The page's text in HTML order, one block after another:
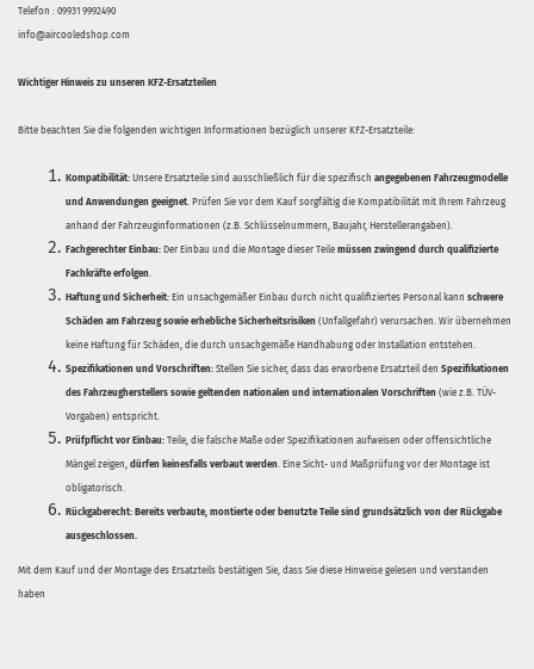
Telefon : 09931 9992490
info@aircooledshop.com
Wichtiger Hinweis zu unseren KFZ-Ersatzteilen
Bitte beachten Sie die folgenden wichtigen Informationen bezüglich unserer KFZ-Ersatzteile:
Kompatibilität: Unsere Ersatzteile sind ausschließlich für die spezifisch angegebenen Fahrzeugmodelle
und Anwendungen geeignet. Prüfen Sie vor dem Kauf sorgfältig die Kompatibilität mit Ihrem Fahrzeug
anhand der Fahrzeuginformationen (z.B. Schlüsselnummern, Baujahr, Herstellerangaben).
Fachgerechter Einbau: Der Einbau und die Montage dieser Teile müssen zwingend durch qualifizierte
Fachkräfte erfolgen.
Haftung und Sicherheit: Ein unsachgemäßer Einbau durch nicht qualifiziertes Personal kann schwere
Schäden am Fahrzeug sowie erhebliche Sicherheitsrisiken (Unfallgefahr) verursachen. Wir übernehmen
keine Haftung für Schäden, die durch unsachgemäße Handhabung oder Installation entstehen.
Spezifikationen und Vorschriften: Stellen Sie sicher, dass das erworbene Ersatzteil den Spezifikationen
des Fahrzeugherstellers sowie geltenden nationalen und internationalen Vorschriften (wie z.B. TÜV-
Vorgaben) entspricht.
Prüfpflicht vor Einbau: Teile, die falsche Maße oder Spezifikationen aufweisen oder offensichtliche
Mängel zeigen, dürfen keinesfalls verbaut werden. Eine Sicht- und Maßprüfung vor der Montage ist
obligatorisch.
Rückgaberecht: Bereits verbaute, montierte oder benutzte Teile sind grundsätzlich von der Rückgabe
ausgeschlossen.
Mit dem Kauf und der Montage des Ersatzteils bestätigen Sie, dass Sie diese Hinweise gelesen und verstanden
haben